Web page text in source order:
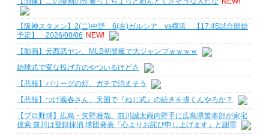
【阪神スタメン】2(二)中野 6(左)ガルシア vs横浜 【17:45試合開始
予定】 2026/08/06 NEW!
【動画】元西武ヤン、MLB初登板で大ジャンプｗｗｗｗ
始球式で変な投げ方のやついるけどさ
【悲報】パリーグの灯、ガチで消えそう
【悲報】つげ義春さん、天国で『ねじ式』の続きを描くんやろか？
【プロ野球】広島・矢野雅哉、前川誠太両内野手に広島県警本部が家宅
捜索 前川は登録抹消 球団発表「心よりお詫び申し上げます」と謝罪